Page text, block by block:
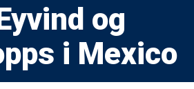
og
i Mexico